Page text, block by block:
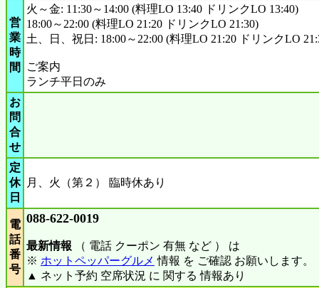
営
業
時
間
火～金: 11:30～14:00 (料理LO 13:40 ドリンクLO 13:40)
18:00～22:00 (料理LO 21:20 ドリンクLO 21:30)
土、日、祝日: 18:00～22:00 (料理LO 21:20 ドリンクLO
ご案内
ランチ平日のみ
お
問
合
せ
定
休
日
月、火（第２） 臨時休あり
電
話
番
号
088-622-0019
最新情報 （ 電話 クーポン 有無 など ） は
※ ホットペッパーグルメ 情報 を ご確認 お願いします。
▲ ネット予約 空席状況 に 関する 情報あり